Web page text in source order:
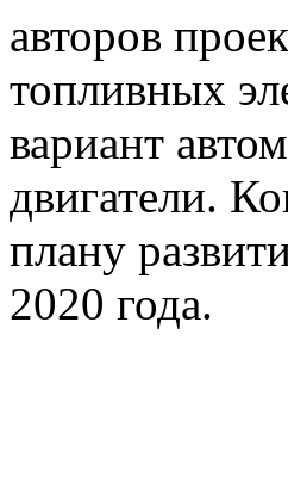
авторов
топливных
вариант
двигатели.
плану
2020 года.